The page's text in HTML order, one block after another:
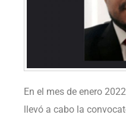
En el mes de enero
llevó a cabo la